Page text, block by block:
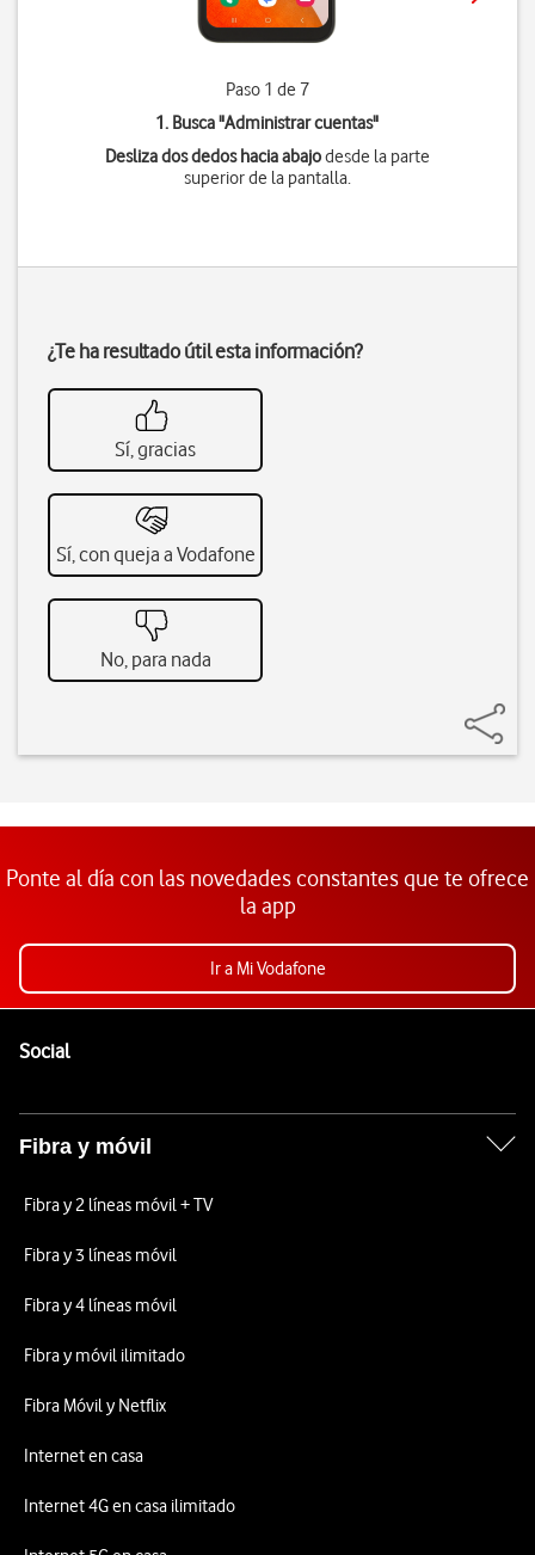
Paso 1 de 7
1. Busca "Administrar cuentas"
Desliza dos dedos hacia abajodesde la parte
superior de la pantalla.
¿Te ha resultado útil esta información?
Sí, gracias
Sí, con queja a Vodafone
No, para nada
Ponte al día con las novedades constantes que te ofrece
la app
Ir a Mi Vodafone
SocialEnlaces a las redes sociales de Vodafone
Fibra y móvil
Fibra y 2 líneas móvil + TV
Fibra y 3 líneas móvil
Fibra y 4 líneas móvil
Fibra y móvil ilimitado
Fibra Móvil y Netflix
Internet en casa
Internet 4G en casa ilimitado